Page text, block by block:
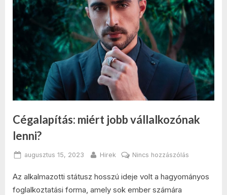
Cégalapítás: miért jobb vállalkozónak
lenni?
Posted
augusztus 15, 2023 By
Hirek Nincs hozzászólás
miért
Az alkalmazotti státusz hosszú ideje volt a hagyományos
foglalkoztatási forma, amely sok ember számára